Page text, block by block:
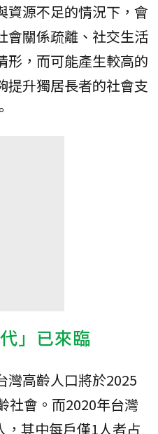
資源不足的情況下，會
會關係疏離、社交生活
形，而可能產生較高的
提升獨居長者的社會支
」已來臨
灣高齡人口將於2025
社會。而2020年台灣
，其中每戶僅1人者占